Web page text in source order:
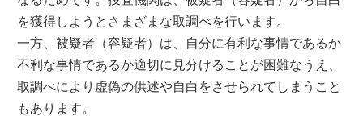
を獲得しようとさまざまな取調べを行います。
一方、被疑者（容疑者）は、自分に有利な事情であるか
不利な事情であるか適切に見分けることが困難なうえ、
取調べにより虚偽の供述や自白をさせられてしまうこと
もあります。